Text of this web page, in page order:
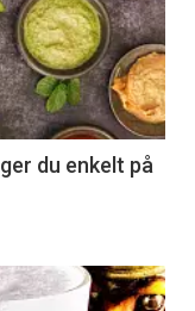
du enkelt på